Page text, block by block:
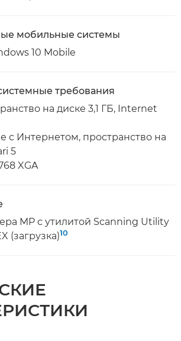
мобильные системы
10 Mobile
требования
на диске 3,1 ГБ, Internet
с Интернетом, пространство на
5
XGA
MP с утилитой Scanning Utility
(загрузка)10